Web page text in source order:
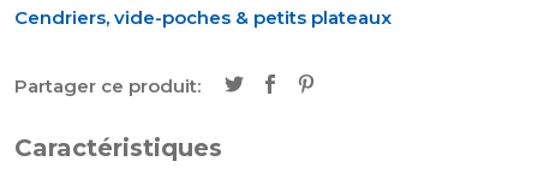
Cendriers, vide-poches & petits plateaux
Partager ce produit:
Caractéristiques